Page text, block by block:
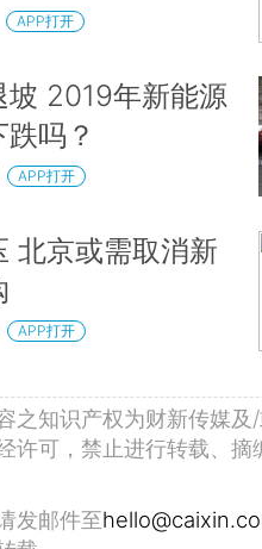
APP打开
坡 2019年新能源
吗？
APP打开
北京或需取消新
APP打开
之知识产权为财新传媒及
许可，禁止进行转载、摘
发邮件至